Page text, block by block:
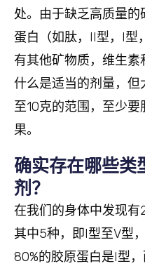
处。由于缺乏高质量
蛋白（如肽，II型，I型
有其他矿物质，维生
什么是适当的剂量，
至10克的范围，至少
果。
确实存在哪些类
剂？
在我们的身体中发现有
其中5种，即I型至V型
80%的胶原蛋白是I型